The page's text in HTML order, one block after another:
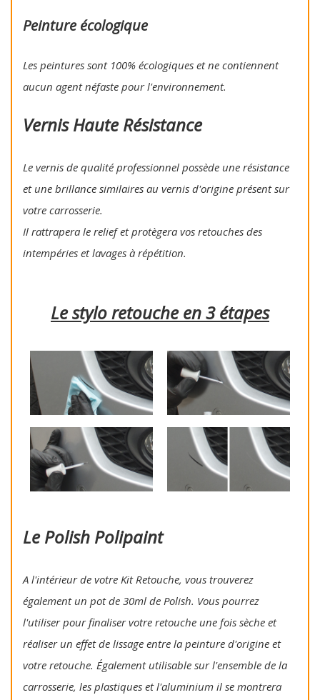
Peinture écologique
Les peintures sont 100% écologiques et ne contiennent
aucun agent néfaste pour l'environnement.
Vernis Haute Résistance
Le vernis de qualité professionnel possède une résistance
et une brillance similaires au vernis d'origine présent sur
votre carrosserie.
Il rattrapera le relief et protègera vos retouches des
intempéries et lavages à répétition.
Le stylo retouche en 3 étapes
Le Polish Polipaint
A l'intérieur de votre Kit Retouche, vous trouverez
également un pot de 30ml de Polish. Vous pourrez
l'utiliser pour finaliser votre retouche une fois sèche et
réaliser un effet de lissage entre la peinture d'origine et
votre retouche. Également utilisable sur l'ensemble de la
carrosserie, les plastiques et l'aluminium il se montrera